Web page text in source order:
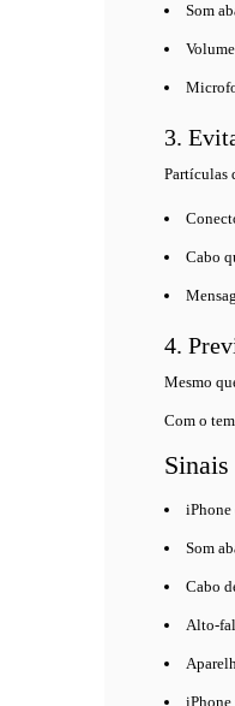
Som
3.
Partículas
Cabo
4.
Mesmo
Com o
iPhone
Som
Cabo
Alto-
iPhone